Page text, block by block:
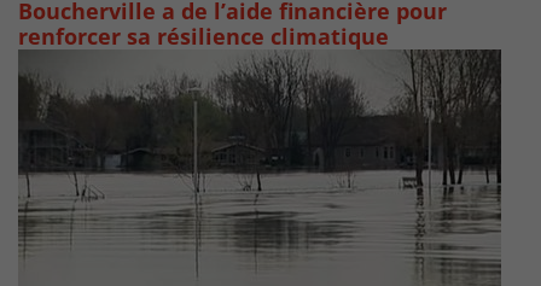
Boucherville a de l’aide financière pour
renforcer sa résilience climatique